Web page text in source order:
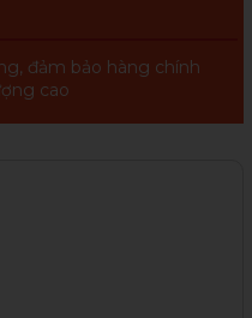
đảm bảo hàng chính
cao